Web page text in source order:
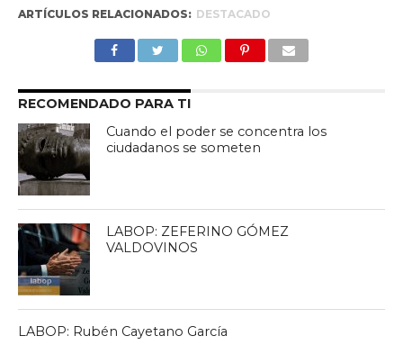
ARTÍCULOS RELACIONADOS: DESTACADO
RECOMENDADO PARA TI
Cuando el poder se concentra los
ciudadanos se someten
LABOP: ZEFERINO GÓMEZ
VALDOVINOS
LABOP: Rubén Cayetano García